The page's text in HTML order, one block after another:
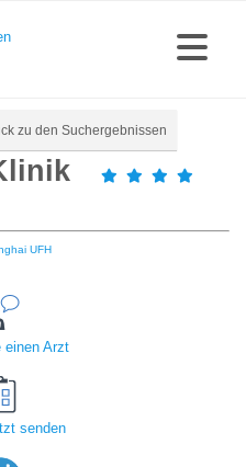
zu den Suchergebnissen
UFH
einen Arzt
senden